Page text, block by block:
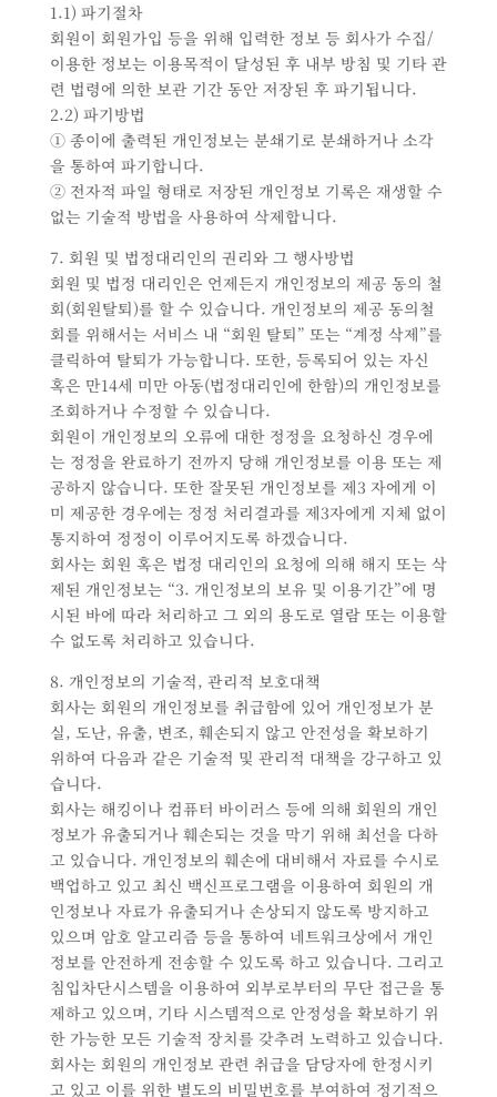
1.1) 파기절차
회원이 회원가입 등을 위해 입력한 정보 등 회사가 수집/
이용한 정보는 이용목적이 달성된 후 내부 방침 및 기타 관
련 법령에 의한 보관 기간 동안 저장된 후 파기됩니다.
2.2) 파기방법
① 종이에 출력된 개인정보는 분쇄기로 분쇄하거나 소각
을 통하여 파기합니다.
② 전자적 파일 형태로 저장된 개인정보 기록은 재생할 수
없는 기술적 방법을 사용하여 삭제합니다.
7. 회원 및 법정대리인의 권리와 그 행사방법
회원 및 법정 대리인은 언제든지 개인정보의 제공 동의 철
회(회원탈퇴)를 할 수 있습니다. 개인정보의 제공 동의철
회를 위해서는 서비스 내 “회원 탈퇴” 또는 “계정 삭제”를
클릭하여 탈퇴가 가능합니다. 또한, 등록되어 있는 자신
혹은 만14세 미만 아동(법정대리인에 한함)의 개인정보를
조회하거나 수정할 수 있습니다.
회원이 개인정보의 오류에 대한 정정을 요청하신 경우에
는 정정을 완료하기 전까지 당해 개인정보를 이용 또는 제
공하지 않습니다. 또한 잘못된 개인정보를 제3 자에게 이
미 제공한 경우에는 정정 처리결과를 제3자에게 지체 없이
통지하여 정정이 이루어지도록 하겠습니다.
회사는 회원 혹은 법정 대리인의 요청에 의해 해지 또는 삭
제된 개인정보는 “3. 개인정보의 보유 및 이용기간”에 명
시된 바에 따라 처리하고 그 외의 용도로 열람 또는 이용할
수 없도록 처리하고 있습니다.
8. 개인정보의 기술적, 관리적 보호대책
회사는 회원의 개인정보를 취급함에 있어 개인정보가 분
실, 도난, 유출, 변조, 훼손되지 않고 안전성을 확보하기
위하여 다음과 같은 기술적 및 관리적 대책을 강구하고 있
습니다.
회사는 해킹이나 컴퓨터 바이러스 등에 의해 회원의 개인
정보가 유출되거나 훼손되는 것을 막기 위해 최선을 다하
고 있습니다. 개인정보의 훼손에 대비해서 자료를 수시로
백업하고 있고 최신 백신프로그램을 이용하여 회원의 개
인정보나 자료가 유출되거나 손상되지 않도록 방지하고
있으며 암호 알고리즘 등을 통하여 네트워크상에서 개인
정보를 안전하게 전송할 수 있도록 하고 있습니다. 그리고
침입차단시스템을 이용하여 외부로부터의 무단 접근을 통
제하고 있으며, 기타 시스템적으로 안정성을 확보하기 위
한 가능한 모든 기술적 장치를 갖추려 노력하고 있습니다.
회사는 회원의 개인정보 관련 취급을 담당자에 한정시키
고 있고 이를 위한 별도의 비밀번호를 부여하여 정기적으